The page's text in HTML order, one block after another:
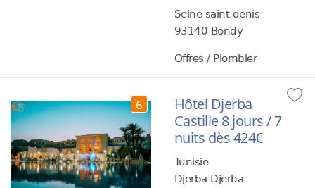
Seine saint denis
93140 Bondy
Offres / Plombier
6
Hôtel Djerba
Castille 8 jours / 7
nuits dès 424€
Tunisie
Djerba Djerba